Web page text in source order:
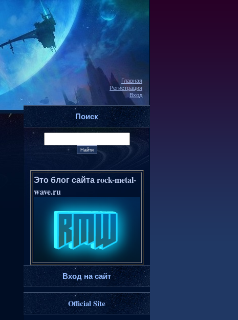
Главная
Регистрация
Вход
Поиск
Это блог сайта rock-metal-
wave.ru
Вход на сайт
Official Site